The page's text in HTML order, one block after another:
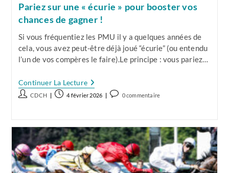
Pariez sur une « écurie » pour booster vos
chances de gagner !
Si vous fréquentiez les PMU il y a quelques années de
cela, vous avez peut-être déjà joué “écurie” (ou entendu
l’un de vos compères le faire).Le principe : vous pariez…
Continuer La LecturePariez
Sur
Une
Vos
Chances
De
Gagner
!
Auteur/autrice
publication :
CDCH
Publication
4 février 2026
Commentaires
publication :
0 commentaire